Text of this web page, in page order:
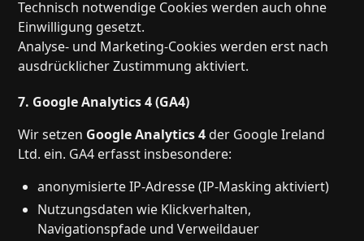
Technisch notwendige Cookies werden auch ohne
Einwilligung gesetzt.
Analyse- und Marketing-Cookies werden erst nach
ausdrücklicher Zustimmung aktiviert.
7. Google Analytics 4 (GA4)
Wir setzen Google Analytics 4der Google Ireland
Ltd. ein. GA4 erfasst insbesondere:
anonymisierte IP-Adresse (IP-Masking aktiviert)
Nutzungsdaten wie Klickverhalten,
Navigationspfade und Verweildauer